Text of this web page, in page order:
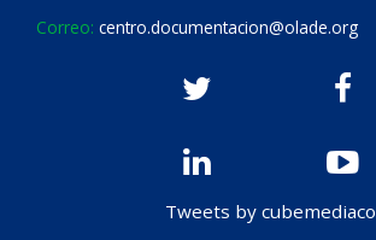
Correo: centro.documentacion@olade.org
Tweets by cubemediaco